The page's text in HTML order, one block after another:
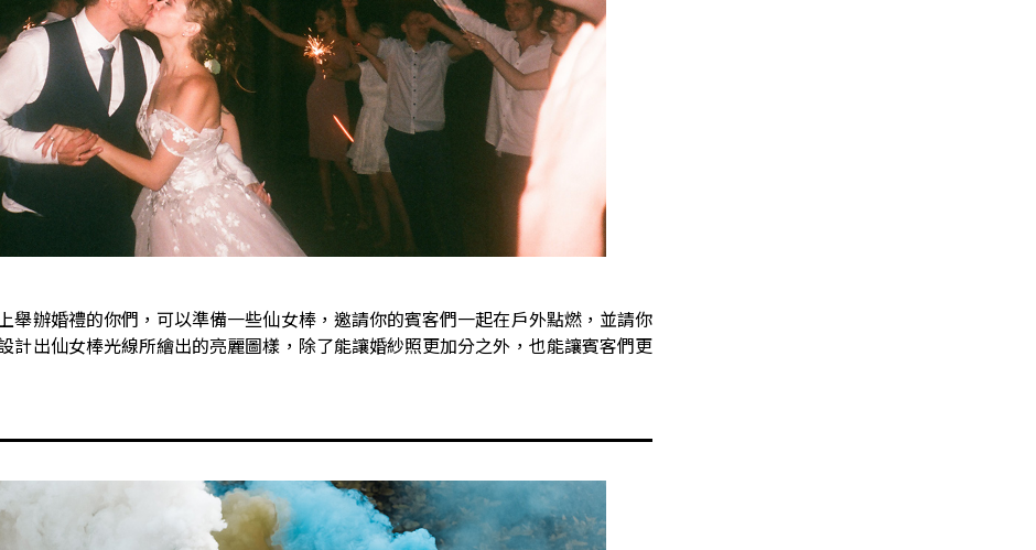
舉辦婚禮的你們，可以準備一些仙女棒，邀請你的賓客們一起在戶外點燃，並請你
計出仙女棒光線所繪出的亮麗圖樣，除了能讓婚紗照更加分之外，也能讓賓客們更